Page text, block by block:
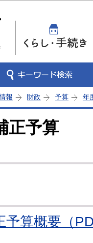
報 財政 予算 年
正予算
予算概要（